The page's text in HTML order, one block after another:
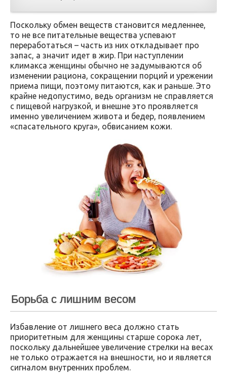
Поскольку обмен веществ становится медленнее,
то не все питательные вещества успевают
переработаться – часть из них откладывает про
запас, а значит идет в жир. При наступлении
климакса женщины обычно не задумываются об
изменении рациона, сокращении порций и урежении
приема пищи, поэтому питаются, как и раньше. Это
крайне недопустимо, ведь организм не справляется
с пищевой нагрузкой, и внешне это проявляется
именно увеличением живота и бедер, появлением
«спасательного круга», обвисанием кожи.
Борьба с лишним весом
Избавление от лишнего веса должно стать
приоритетным для женщины старше сорока лет,
поскольку дальнейшее увеличение стрелки на весах
не только отражается на внешности, но и является
сигналом внутренних проблем.